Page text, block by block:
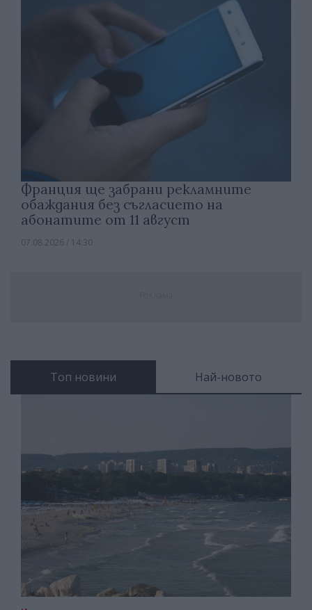
Франция ще забрани рекламните
обаждания без съгласието на
абонатите от 11 август
07.08.2026 / 14:30
Топ новини Най-новото